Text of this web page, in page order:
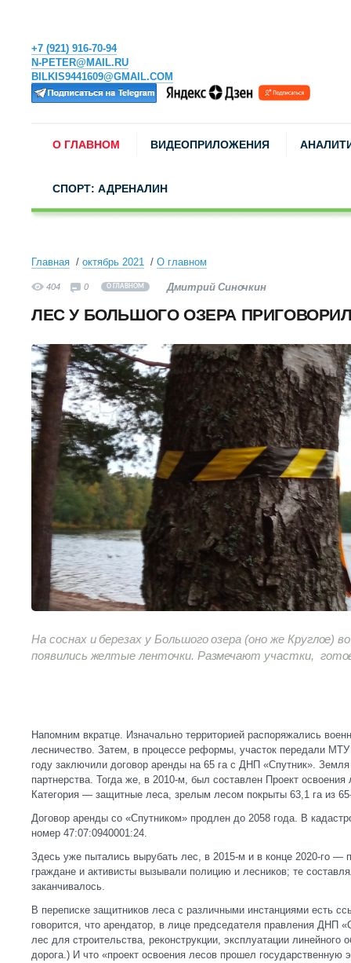
+7 (921) 916-70-94
N-PETER@MAIL.RU
BILKIS9441609@GMAIL.COM
О ГЛАВНОМ ВИДЕОПРИЛОЖЕНИЯ
СПОРТ: АДРЕНАЛИН
Главная октябрь 2021 О главном
404 0 О ГЛАВНОМ Дмитрий Синочкин
ЛЕС У БОЛЬШОГО ОЗЕРА
На соснах и березах у Большого озера (оно же Круглое)
появились желтые ленточки. Размечают участки,
Напомним вкратце. Изначально территорией распоряжались
лесничество. Затем, в процессе реформы, участок передали
году заключили договор аренды на 65 га с ДНП «Спутник».
партнерства. Тогда же, в 2010-м, был составлен Проект
Категория — защитные леса, зрелым лесом покрыты 63,1 га из
Договор аренды со «Спутником» продлен до 2058 года. В
номер 47:07:0940001:24.
Здесь уже пытались вырубать лес, в 2015-м и в конце 2020-го —
граждане и активисты вызывали полицию и лесников; те
заканчивалось.
В переписке защитников леса с различными инстанциями есть
говорится, что арендатор, в лице председателя правления ДНП
лес для строительства, реконструкции, эксплуатации
дорога.) И что «проект освоения лесов прошел государственную